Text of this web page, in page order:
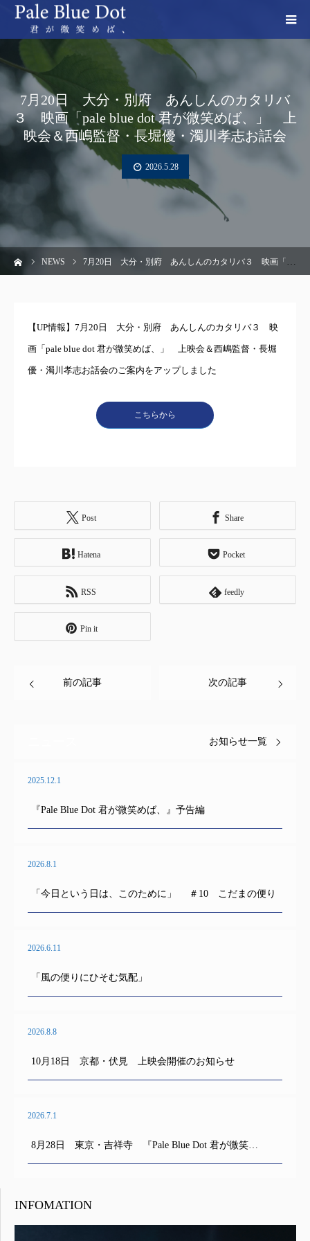
7月20日 大分・別府 あんしんのカタリバ
３ 映画「pale blue dot 君が微笑めば、」 上
映会＆西嶋監督・長堀優・濁川孝志お話会
2026.5.28
NEWS 7月20日 大分・別府 あんしんのカタリバ３ 映画「pale blue dot 君が微笑めば、」 上映会＆西嶋監督・長堀優・濁川孝志お話会
【UP情報】7月20日 大分・別府 あんしんのカタリバ３ 映
画「pale blue dot 君が微笑めば、」 上映会＆西嶋監督・長堀
優・濁川孝志お話会のご案内をアップしました
こちらから
Post Share
Hatena Pocket
RSS feedly
Pin it
前の記事 次の記事
2025.12.1
『Pale Blue Dot 君が微笑めば、』予告編
2026.8.1
「今日という日は、このために」 ＃10 こだまの便り
2026.6.11
「風の便りにひそむ気配」
2026.8.8
10月18日 京都・伏見 上映会開催のお知らせ
2026.7.1
8月28日 東京・吉祥寺 『Pale Blue Dot 君が微笑…
お知らせ一覧
INFOMATION